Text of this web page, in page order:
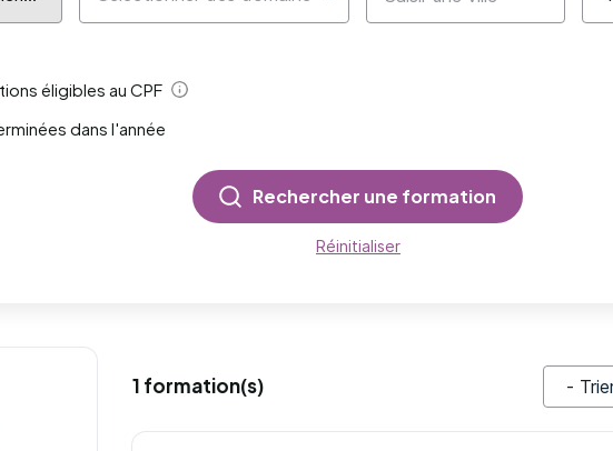
éligibles au CPF
Aide
dans l'année
Rechercher une formation
Réinitialiser
1 formation(s)
Trier par